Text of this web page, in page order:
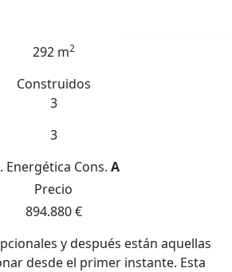
292 m2
Construidos
3
3
Energética Cons. A
Precio
894.880 €
y después están aquellas
desde el primer instante. Esta